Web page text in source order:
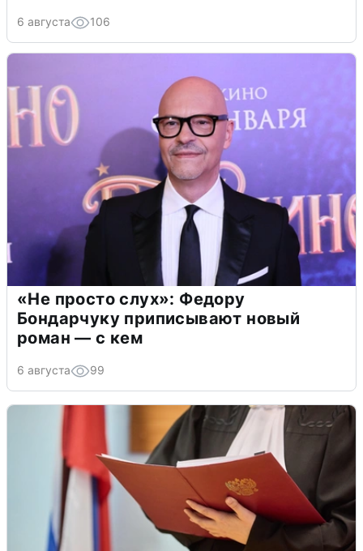
6 августа 106
«Не просто слух»: Федору
Бондарчуку приписывают новый
роман — с кем
6 августа 99